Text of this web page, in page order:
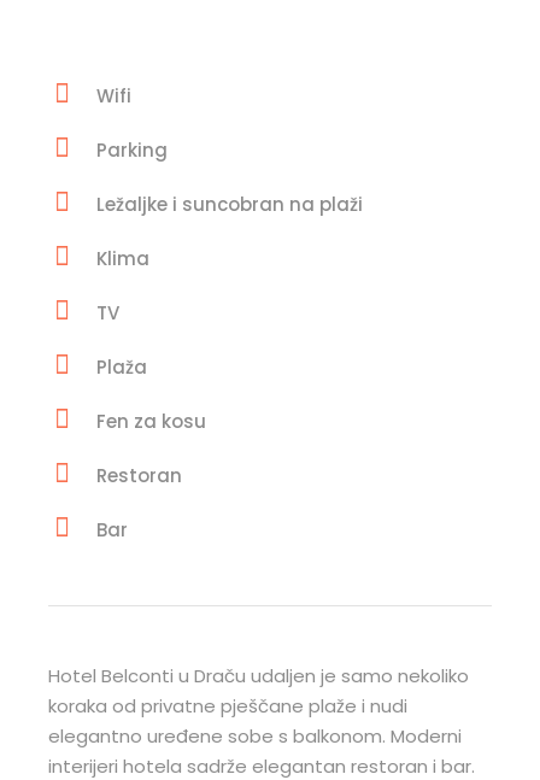
Wifi
Parking
Ležaljke i suncobran na plaži
Klima
TV
Plaža
Fen za kosu
Restoran
Bar
Hotel Belconti u Draču udaljen je samo nekoliko
koraka od privatne pješčane plaže i nudi
elegantno uređene sobe s balkonom. Moderni
interijeri hotela sadrže elegantan restoran i bar.